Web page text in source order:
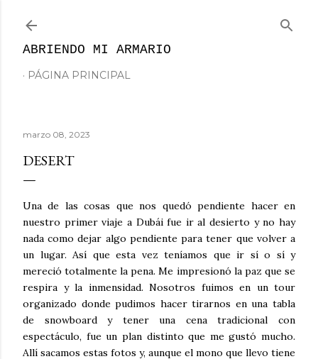
ABRIENDO MI ARMARIO
PÁGINA PRINCIPAL
marzo 08, 2023
DESERT
Una de las cosas que nos quedó pendiente hacer en
nuestro primer viaje a Dubái fue ir al desierto y no hay
nada como dejar algo pendiente para tener que volver a
un lugar. Así que esta vez teníamos que ir sí o sí y
mereció totalmente la pena. Me impresionó la paz que se
respira y la inmensidad. Nosotros fuimos en un tour
organizado donde pudimos hacer tirarnos en una tabla
de snowboard y tener una cena tradicional con
espectáculo, fue un plan distinto que me gustó mucho.
Allí sacamos estas fotos y, aunque el mono que llevo tiene